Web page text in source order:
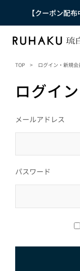
【クーポン配
TOP > ログイン・新規
ログイン
メールアドレス
パスワード